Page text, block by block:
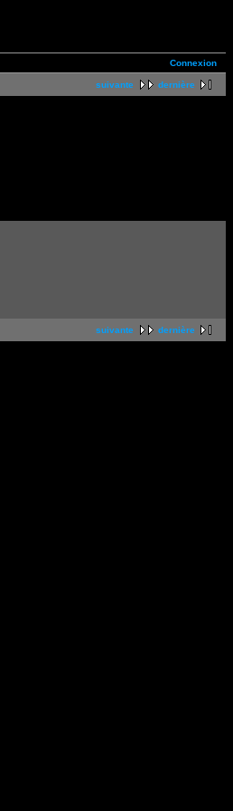
Connexion
suivante dernière
suivante dernière